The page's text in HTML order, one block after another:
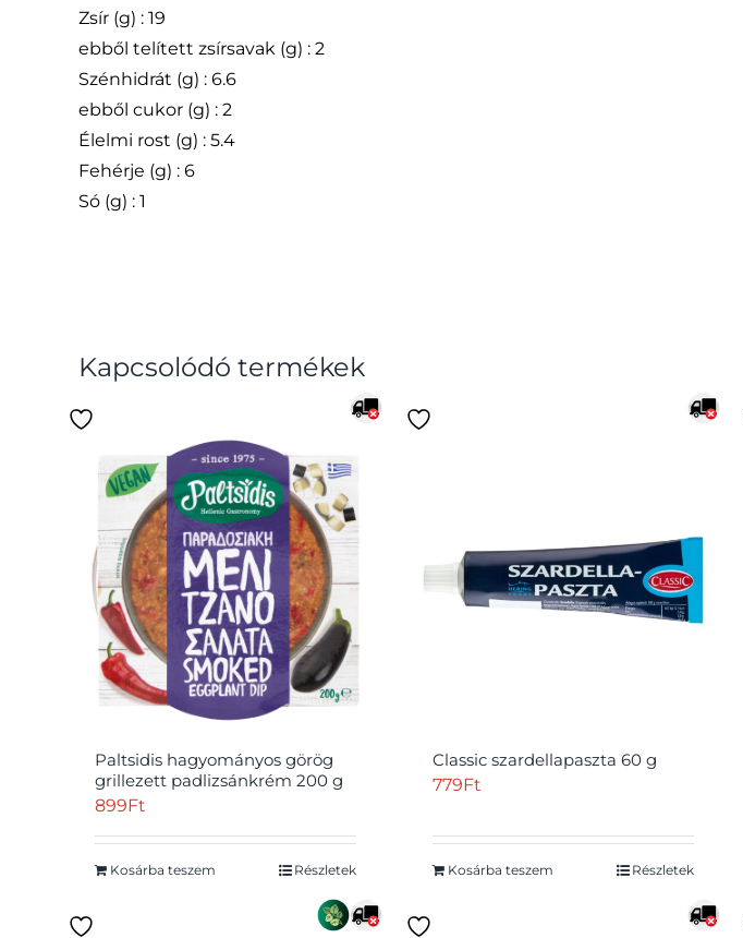
Zsír (g) : 19
ebből telített zsírsavak (g) : 2
Szénhidrát (g) : 6.6
ebből cukor (g) : 2
Élelmi rost (g) : 5.4
Fehérje (g) : 6
Só (g) : 1
Kapcsolódó termékek
Paltsidis hagyományos görög
grillezett padlizsánkrém 200 g
899Ft
Kosárba teszem Részletek
Classic szardellapaszta 60 g
779Ft
Kosárba teszem Részletek